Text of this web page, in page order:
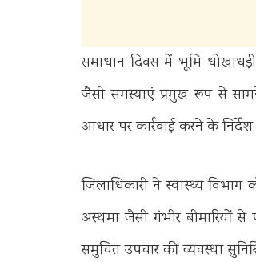
समाधान दिवस में भूमि
जैसी समस्याएं प्रमुख रूप से
आधार पर कार्रवाई करने के निर्देश
जिलाधिकारी ने स्वास्थ्य विभाग
अस्थमा जैसी गंभीर बीमारियों
समुचित उपचार की व्यवस्था